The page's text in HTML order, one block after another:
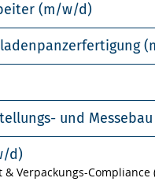
(m/w/d)
und
d)
Verpackungs-Compliance